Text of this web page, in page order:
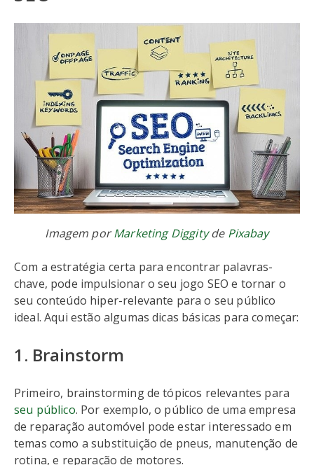
Imagem porMarketing Diggityde Pixabay
Com a estratégia certa para encontrar palavras-
chave, pode impulsionar o seu jogo SEO e tornar o
seu conteúdo hiper-relevante para o seu público
ideal. Aqui estão algumas dicas básicas para começar:
1. Brainstorm
Primeiro, brainstorming de tópicos relevantes para
seu público. Por exemplo, o público de uma empresa
de reparação automóvel pode estar interessado em
temas como a substituição de pneus, manutenção de
rotina, e reparação de motores.